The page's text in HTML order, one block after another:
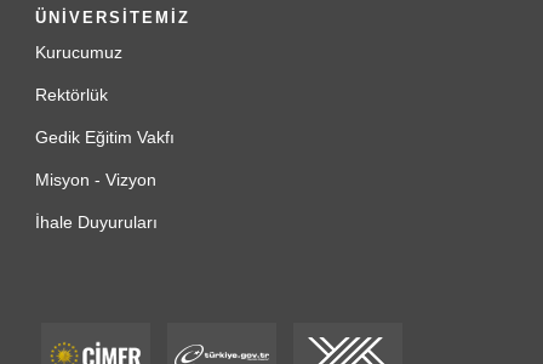
ÜNİVERSİTEMİZ
Kurucumuz
Rektörlük
Gedik Eğitim Vakfı
Misyon - Vizyon
İhale Duyuruları